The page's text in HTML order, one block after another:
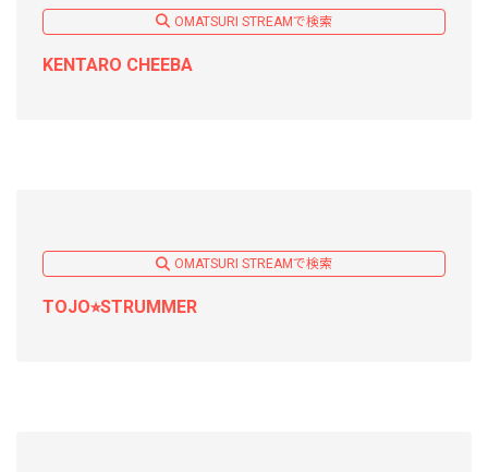
OMATSURI STREAMで検索
KENTARO CHEEBA
OMATSURI STREAMで検索
TOJO⭐︎STRUMMER